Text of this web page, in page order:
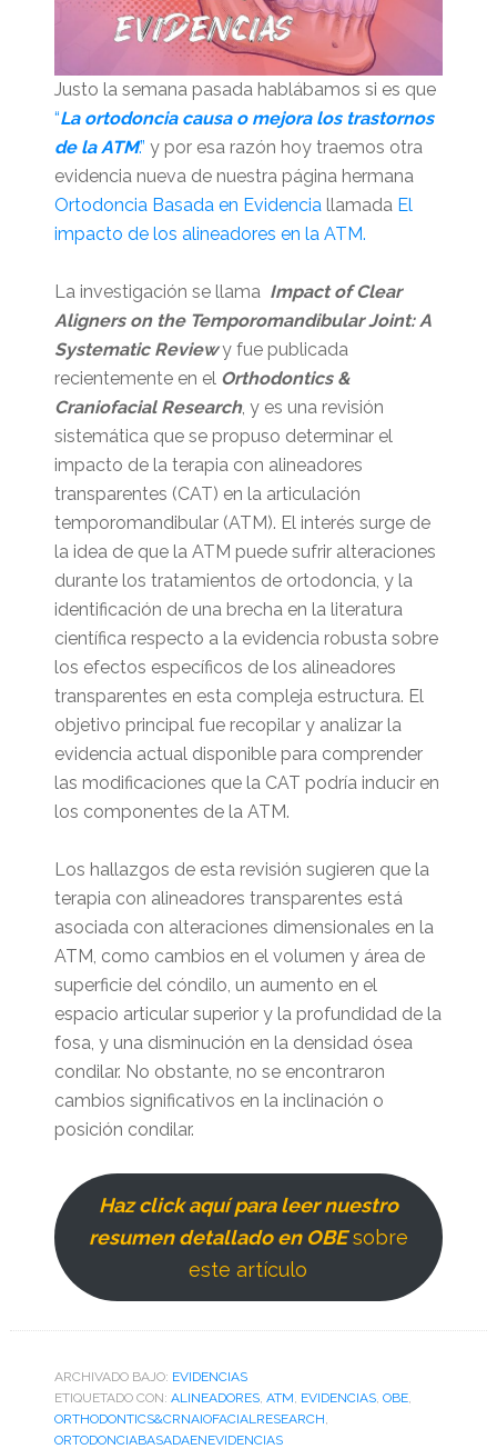
Justo la semana pasada hablábamos si es que
“La ortodoncia causa o mejora los trastornos
de la ATM.” y por esa razón hoy traemos otra
evidencia nueva de nuestra página hermana
Ortodoncia Basada en Evidencia llamada El
impacto de los alineadores en la ATM.
La investigación se llama Impact of Clear
Aligners on the Temporomandibular Joint: A
Systematic Reviewy fue publicada
recientemente en el Orthodontics &
Craniofacial Research, y es una revisión
sistemática que se propuso determinar el
impacto de la terapia con alineadores
transparentes (CAT) en la articulación
temporomandibular (ATM). El interés surge de
la idea de que la ATM puede sufrir alteraciones
durante los tratamientos de ortodoncia, y la
identificación de una brecha en la literatura
científica respecto a la evidencia robusta sobre
los efectos específicos de los alineadores
transparentes en esta compleja estructura. El
objetivo principal fue recopilar y analizar la
evidencia actual disponible para comprender
las modificaciones que la CAT podría inducir en
los componentes de la ATM.
Los hallazgos de esta revisión sugieren que la
terapia con alineadores transparentes está
asociada con alteraciones dimensionales en la
ATM, como cambios en el volumen y área de
superficie del cóndilo, un aumento en el
espacio articular superior y la profundidad de la
fosa, y una disminución en la densidad ósea
condilar. No obstante, no se encontraron
cambios significativos en la inclinación o
posición condilar.
Haz click aquí para leer nuestro
resumen detallado en OBEsobre
este artículo
ARCHIVADO BAJO: EVIDENCIAS
ETIQUETADO CON: ALINEADORES, ATM EVIDENCIAS, OBE,
ORTHODONTICS&CRNAIOFACIALRESEARCH
ORTODONCIABASADAENEVIDENCIAS